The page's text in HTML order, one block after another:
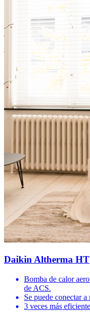
Daikin Altherma HT
Bomba de calor
de ACS.
Se puede conectar a
3 veces más